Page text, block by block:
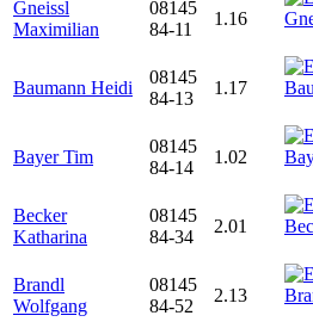
Gneissl
Maximilian
08145
84-11
1.16
Baumann Heidi
08145
84-13
1.17
Bayer Tim
08145
84-14
1.02
Becker
Katharina
08145
84-34
2.01
Brandl
Wolfgang
08145
84-52
2.13